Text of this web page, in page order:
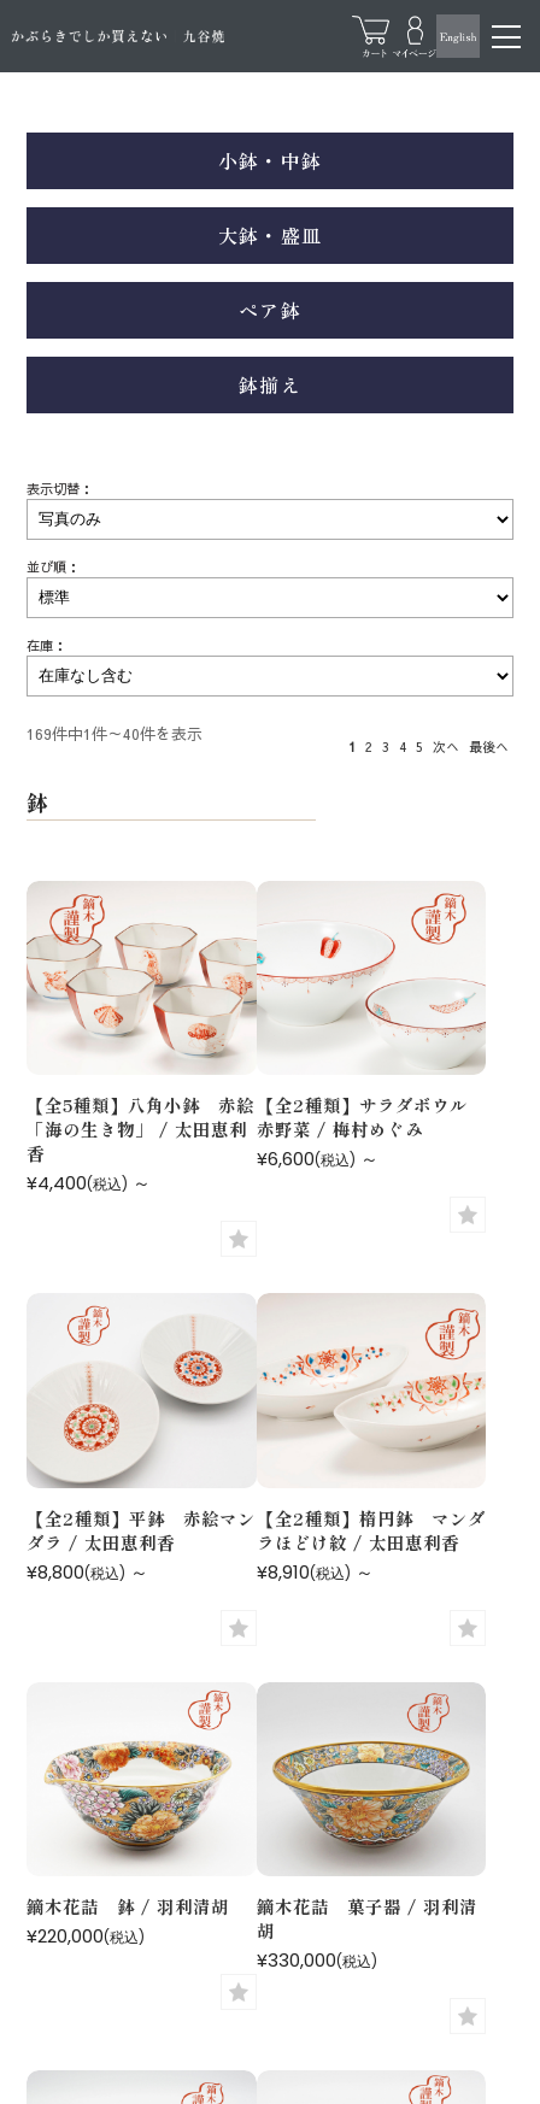
小鉢・中鉢
大鉢・盛皿
ペア鉢
鉢揃え
表示切替：
並び順：
在庫：
169件中1件～40件を表示
1 2 3 4 5 次へ 最後へ
鉢
【全5種類】八角小鉢 赤絵
「海の生き物」 / 太田恵利
香
¥4,400(税込) ～
【全2種類】サラダボウル
赤野菜 / 梅村めぐみ
¥6,600(税込) ～
【全2種類】平鉢 赤絵マン
ダラ / 太田恵利香
¥8,800(税込) ～
【全2種類】楕円鉢 マンダ
ラほどけ紋 / 太田恵利香
¥8,910(税込) ～
鏑木花詰 鉢 / 羽利清胡
¥220,000(税込)
鏑木花詰 菓子器 / 羽利清
胡
¥330,000(税込)